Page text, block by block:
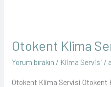
Otokent Klima
Yorum bırakın / Klima Servisi /
Otokent Klima Servisi Otokent
Otokent